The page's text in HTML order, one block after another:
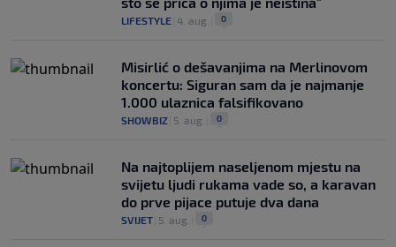
LIFESTYLE 4. aug. 0
Misirlić o dešavanjima na Merlinovom
koncertu: Siguran sam da je najmanje
1.000 ulaznica falsifikovano
SHOWBIZ 5. aug. 0
Na najtoplijem naseljenom mjestu na
svijetu ljudi rukama vade so, a karavan
do prve pijace putuje dva dana
SVIJET 5. aug. 0